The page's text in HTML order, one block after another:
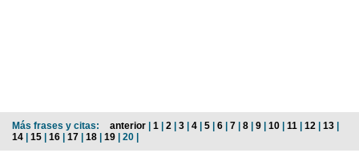
Más frases y citas: anterior | 1 | 2 | 3 | 4 | 5 | 6 | 7 | 8 | 9 | 10 | 11 | 12 | 13 |
14 | 15 | 16 | 17 | 18 | 19 | 20 |